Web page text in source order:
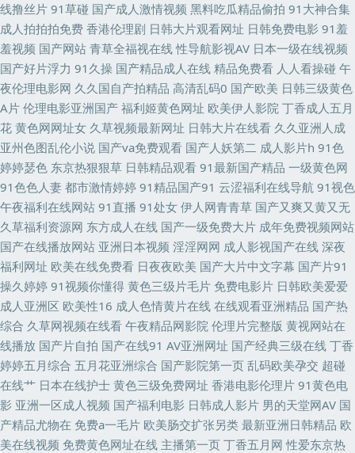
乳白虎91 人操人操人妻 变态另类3 久久微拍网 婷婷五月花成人 www亚洲 激
情综合绯色 人人艹欧美 午夜波多解衣 97超碰超碰 豆花影院色 欧韩成人操
丝袜脚网址 91V精品 超碰日韩人妻在线 黄色一片 欧洲久久网 91网站免费入
口 日本成人三级 超碰人人摸 91超碰网址 午夜电影你懂的 丁香五月花福利
欧美性爱tv 超碰久久夜夜 日韩3级影片中文 97色色网 激情肏屄一三四区 五
月激情综合基地 91传媒在线播放 www人妻人操 国产欧美日韩论坛 91偷拍网
123 麻豆ddys 伊人老司机大香蕉 国产91足交视频 伊人网综合楼 超碰社区自
拍 欧美成人六 亚洲三极 超碰成人人爽 欧美性感AA视频 91国内产大香蕉 国
产精品久草 日本三级毛片 51国产精品 福利视频网址导航 五月天韩国不卡
avav激情 国产高潮免费 欧一区二区三区 av三级网站 青草网在线 91一区二
区 丁香影院 日韩TVA级片 91内射在线 国模1024 欧洲肥婆a级网站 中文字幕
线撸丝片 91草碰 国产成人激情视频 黑料吃瓜精品偷拍 91大神合集
成人拍拍拍免费 香港伦理剧 日韩大片观看网址 日韩免费电影 91羞
羞视频 国产网站 青草全福视在线 性导航影视AV 日本一级在线视频
国产好片浮力 91久操 国产精品成人在线 精品免费看 人人看操碰 午
夜伦理电影网 久久国自产拍精品 高清乱码0 国产欧美 日韩三级黄色
A片 伦理电影亚洲国产 福利姬黄色网址 欧美伊人影院 丁香成人五月
花 黄色网网址女 久草视频最新网址 日韩大片在线看 久久亚洲人成
亚州色图乱伦小说 国产va免费观看 国产人妖第二 成人影片h 91色
婷婷瑟色 东京热狠狠草 日韩精品观看 91最新国产精品 一级黄色网
91色色人妻 都市激情婷婷 91精品国产91 云涩福利在线导航 91视色
午夜福利在线网站 91直播 91处女 伊人网青青草 国产又爽又黄又无
久草福利资源网 东方成人在线 国产一级免费大片 成年免费视频网站
国产在线播放网站 亚洲日本视频 淫淫网网 成人影视国产在线 深夜
福利网址 欧美在线免费看 日夜夜欧美 国产大片中文字幕 国产片91
操久婷婷 91视频你懂得 黄色三级片毛片 免费电影片 日韩欧美爱爱
成人亚洲区 欧美性16 成人色情黄片在线 在线观看亚洲精品 国产热
综合 久草网视频在线看 午夜精品网影院 伦理片完整版 黄视网站在
线播放 国产片自拍 国产在线91 AV亚洲网址 国产经典三级在线 丁香
婷婷五月综合 五月花亚洲综合 国产影院第一页 乱码欧美孕交 超碰
在线艹 日本在线护士 黄色三级免费网址 香港电影伦理片 91黄色电
影 亚洲一区成人视频 国产福利电影 日韩成人影片 男的天堂网AV 国
产精品尤物在 免费a一毛片 欧美肠交扩张另类 最新亚洲日韩精品 欧
美在线视频 免费黄色网址在线 主播第一页 丁香五月网 性爱东京热